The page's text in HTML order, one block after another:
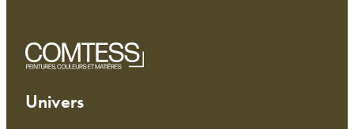
Univers